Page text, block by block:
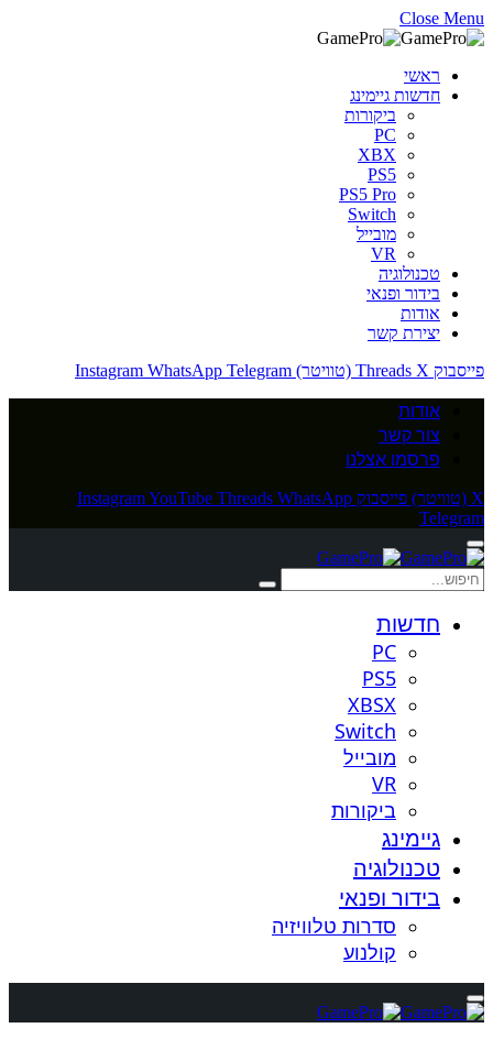
Close Menu
ראשי
חדשות גיימינג
ביקורות
PC
XBX
PS5
PS5 Pro
Switch
מובייל
VR
טכנולוגיה
בידור ופנאי
אודות
יצירת קשר
פייסבוק
Threads X (טוויטר) Instagram WhatsApp Telegram
אודות
צור קשר
פרסמו אצלנו
X (טוויטר) פייסבוק InstagramYouTube Threads WhatsApp
Telegram
חדשות
PC
PS5
XBSX
Switch
מובייל
VR
ביקורות
גיימינג
טכנולוגיה
בידור ופנאי
סדרות טלוויזיה
קולנוע